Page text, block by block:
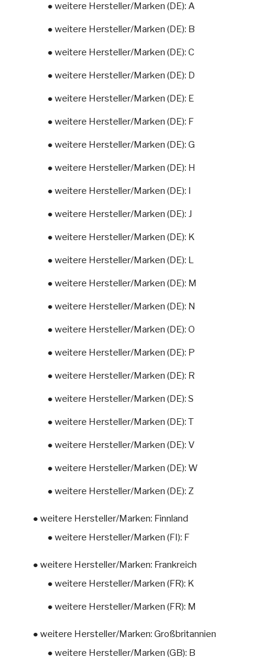
● weitere Hersteller/Marken (DE): A
● weitere Hersteller/Marken (DE): B
● weitere Hersteller/Marken (DE): C
● weitere Hersteller/Marken (DE): D
● weitere Hersteller/Marken (DE): E
● weitere Hersteller/Marken (DE): F
● weitere Hersteller/Marken (DE): G
● weitere Hersteller/Marken (DE): H
● weitere Hersteller/Marken (DE): I
● weitere Hersteller/Marken (DE): J
● weitere Hersteller/Marken (DE): K
● weitere Hersteller/Marken (DE): L
● weitere Hersteller/Marken (DE): M
● weitere Hersteller/Marken (DE): N
● weitere Hersteller/Marken (DE): O
● weitere Hersteller/Marken (DE): P
● weitere Hersteller/Marken (DE): R
● weitere Hersteller/Marken (DE): S
● weitere Hersteller/Marken (DE): T
● weitere Hersteller/Marken (DE): V
● weitere Hersteller/Marken (DE): W
● weitere Hersteller/Marken (DE): Z
● weitere Hersteller/Marken: Finnland
● weitere Hersteller/Marken (FI): F
● weitere Hersteller/Marken: Frankreich
● weitere Hersteller/Marken (FR): K
● weitere Hersteller/Marken (FR): M
● weitere Hersteller/Marken: Großbritannien
● weitere Hersteller/Marken (GB): B